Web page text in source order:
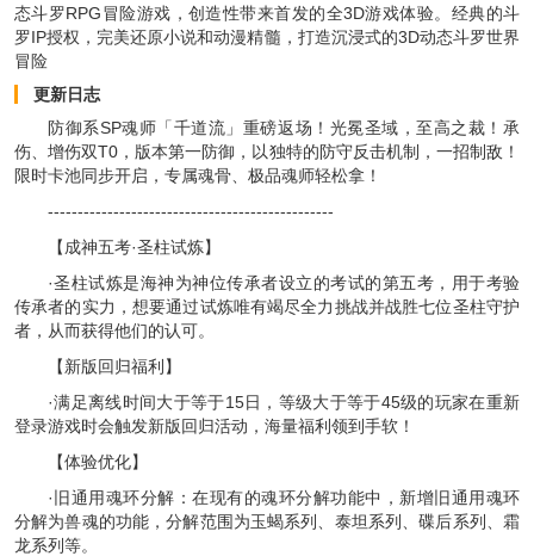
态斗罗RPG冒险游戏，创造性带来首发的全3D游戏体验。经典的斗
罗IP授权，完美还原小说和动漫精髓，打造沉浸式的3D动态斗罗世界
冒险
更新日志
防御系SP魂师「千道流」重磅返场！光冕圣域，至高之裁！承
伤、增伤双T0，版本第一防御，以独特的防守反击机制，一招制敌！
限时卡池同步开启，专属魂骨、极品魂师轻松拿！
------------------------------------------------
【成神五考·圣柱试炼】
·圣柱试炼是海神为神位传承者设立的考试的第五考，用于考验
传承者的实力，想要通过试炼唯有竭尽全力挑战并战胜七位圣柱守护
者，从而获得他们的认可。
【新版回归福利】
·满足离线时间大于等于15日，等级大于等于45级的玩家在重新
登录游戏时会触发新版回归活动，海量福利领到手软！
【体验优化】
·旧通用魂环分解：在现有的魂环分解功能中，新增旧通用魂环
分解为兽魂的功能，分解范围为玉蝎系列、泰坦系列、碟后系列、霜
龙系列等。